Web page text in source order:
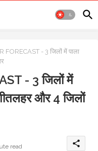
FORECAST - 3 जिलों में पाला
- 3 जिलों में
और 4 जिलों
read share